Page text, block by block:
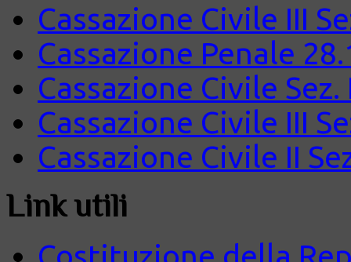
Cassazione Civile III
Cassazione Penale
Cassazione Civile
Cassazione Civile III
Cassazione Civile II
Link utili